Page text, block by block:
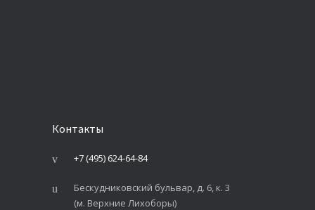
Контакты
+7 (495) 624-64-84
Бескудниковский бульвар, д. 6, к. 3
(м. Верхние Лихоборы)